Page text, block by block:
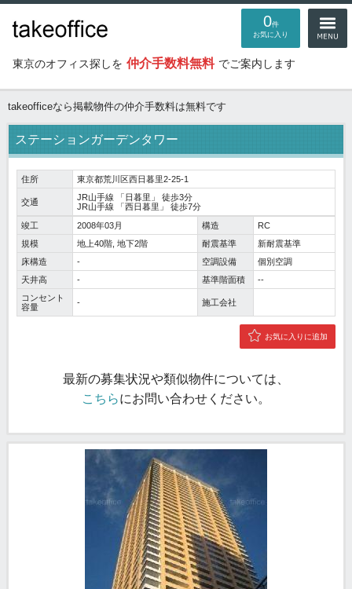
東京のオフィス探しを 仲介手数料無料 でご案内します
0件
お気に入り
takeofficeなら掲載物件の仲介手数料は無料です
ステーションガーデンタワー
住所 東京都荒川区西日暮里2-25-1
交通 JR山手線 「日暮里 」 徒歩3分
JR山手線 「西日暮里 」 徒歩7分
竣工
2008年03月 構造
RC
規模
地上40階, 地下2階 耐震基準
新耐震基準
床構造
- 空調設備
個別空調
天井高
- 基準階面積
--
コンセント
容量
- 施工会社
お気に入りに追加
最新の募集状況や類似物件については、
こちらにお問い合わせください。